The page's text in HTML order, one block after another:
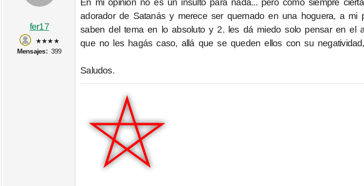
fer17
★★★★
Mensajes:399
En mi opinión no es un insulto para nada... pero como siempre
adorador de Satanás y merece ser quemado en una hoguera, a mi
saben del tema en lo absoluto y 2. les dá miedo solo pensar en el
que no les hagás caso, allá que se queden ellos con su
Saludos.